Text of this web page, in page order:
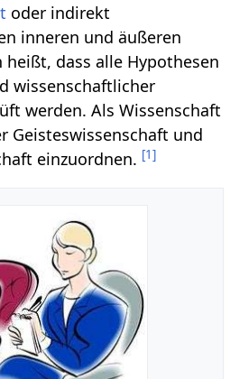
oder indirekt
inneren und äußeren
heißt, dass alle Hypothesen
wissenschaftlicher
werden. Als Wissenschaft
Geisteswissenschaft und
einzuordnen. [1]